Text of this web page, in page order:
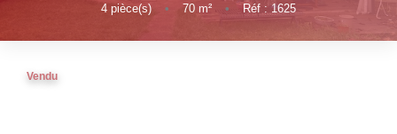
4 pièce(s) • 70 m² • Réf : 1625
Vendu